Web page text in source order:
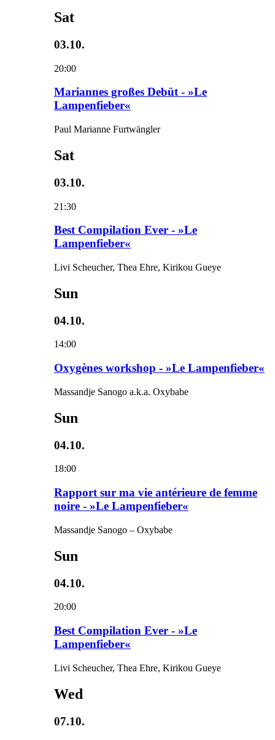
Sat
03.10.
20:00
Mariannes großes Debüt - »Le
Lampenfieber«
Paul Marianne Furtwängler
Sat
03.10.
21:30
Best Compilation Ever - »Le
Lampenfieber«
Livi Scheucher, Thea Ehre, Kirikou Gueye
Sun
04.10.
14:00
Oxygènes workshop - »Le Lampenfieber«
Massandje Sanogo a.k.a. Oxybabe
Sun
04.10.
18:00
Rapport sur ma vie antérieure de femme
noire - »Le Lampenfieber«
Massandje Sanogo – Oxybabe
Sun
04.10.
20:00
Best Compilation Ever - »Le
Lampenfieber«
Livi Scheucher, Thea Ehre, Kirikou Gueye
Wed
07.10.